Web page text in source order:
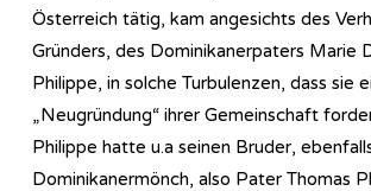
Österreich tätig, kam angesichts des
Gründers, des Dominikanerpaters Marie
Philippe, in solche Turbulenzen, dass sie
„Neugründung“ ihrer Gemeinschaft
Philippe hatte u.a seinen Bruder,
Dominikanermönch, also Pater Thomas